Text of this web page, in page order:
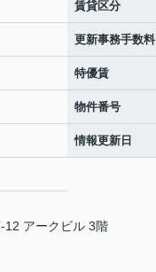
賃貸区分
更新事務手数料
特優賃
物件番号
情報更新日
12 アークビル 3階